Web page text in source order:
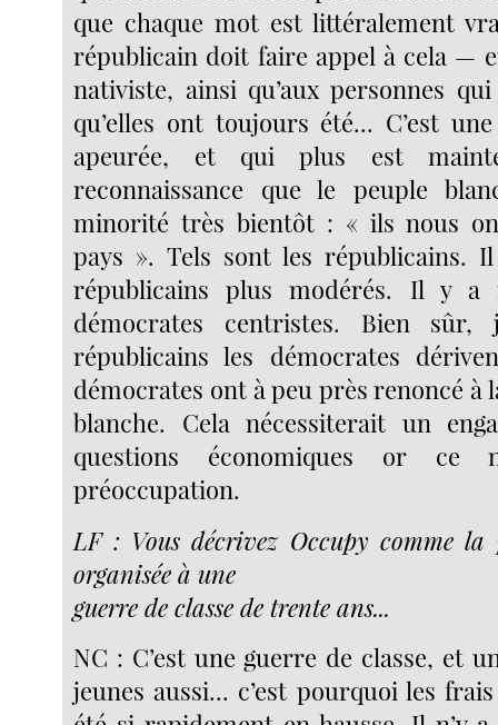
que chaque mot est littéralement
républicain doit faire appel à cela —
nativiste, ainsi qu’aux personnes
qu’elles ont toujours été... C’est
apeurée, et qui plus est
reconnaissance que le peuple
minorité très bientôt : « ils nous
pays ». Tels sont les républicains. Il
républicains plus modérés. Il y a
démocrates centristes. Bien sûr,
républicains les démocrates
démocrates ont à peu près renoncé à
blanche. Cela nécessiterait un
questions économiques or ce
préoccupation.
LF : Vous décrivez Occupy comme la
organisée à une
guerre de classe de trente ans...
NC : C’est une guerre de classe, et
jeunes aussi... c’est pourquoi les